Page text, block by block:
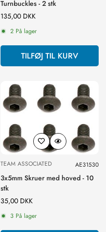
Turnbuckles - 2 stk
Normal
pris
135,00 DKK
2 På lager
TILFØJ TIL KURV
TEAM ASSOCIATED AE31530
3x5mm Skruer med hoved - 10
stk
Normal
35,00 DKK
3 På lager